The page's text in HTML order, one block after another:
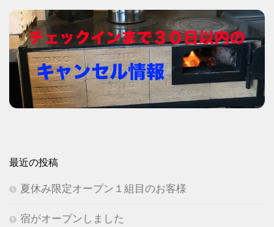
最近の投稿
夏休み限定オープン１組目のお客様
宿がオープンしました